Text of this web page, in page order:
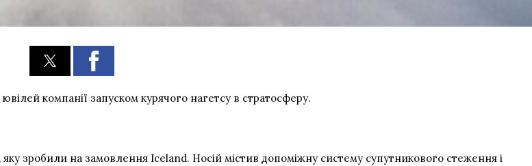
компанії запуском курячого нагетсу в стратосферу.
зробили на замовлення Iceland. Носій містив допоміжну систему супутникового стеження і